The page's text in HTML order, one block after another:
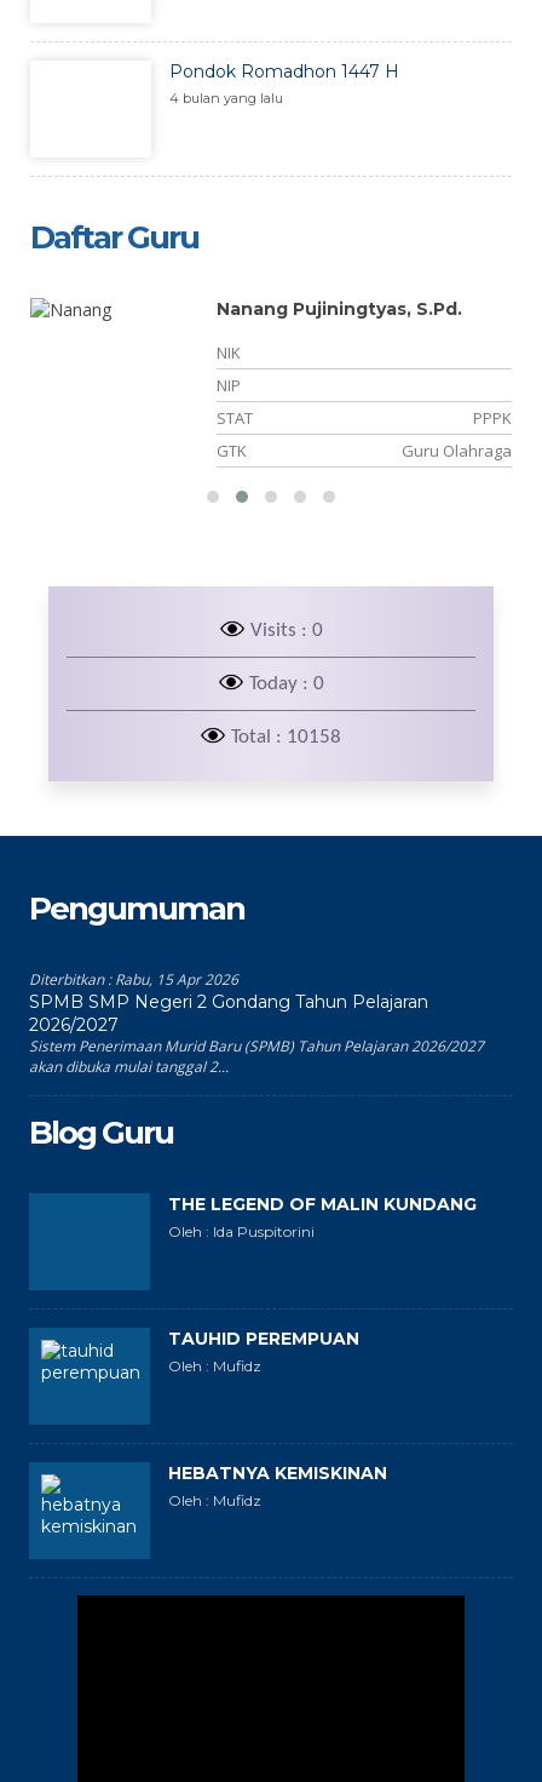
Pondok Romadhon 1447 H
4 bulan yang lalu
Daftar Guru
Nanang Pujiningtyas, S.Pd.
NIK
NIP
STAT
PPPK
GTK
Guru Olahraga
Visits : 0
Today : 0
Total : 10158
Pengumuman
Diterbitkan :Rabu, 15 Apr 2026
SPMB SMP Negeri 2 Gondang Tahun Pelajaran
2026/2027
Sistem Penerimaan Murid Baru (SPMB) Tahun Pelajaran 2026/2027
akan dibuka mulai tanggal 2...
Blog Guru
THE LEGEND OF MALIN KUNDANG
Oleh : Ida Puspitorini
TAUHID PEREMPUAN
Oleh : Mufidz
HEBATNYA KEMISKINAN
Oleh : Mufidz